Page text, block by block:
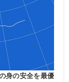
身の安全を最優